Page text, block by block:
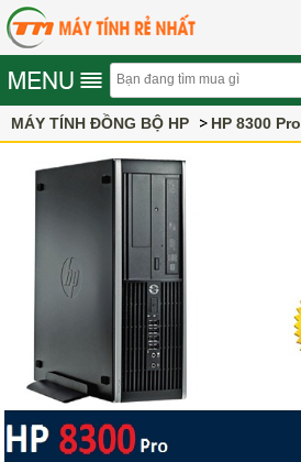
MÁY TÍNH ĐỒNG BỘ HP HP 8300 Pro